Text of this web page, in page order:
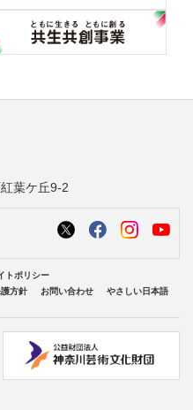
葉ケ丘9-2
トポリシー
方針 お問い合わせ やさしい日本語